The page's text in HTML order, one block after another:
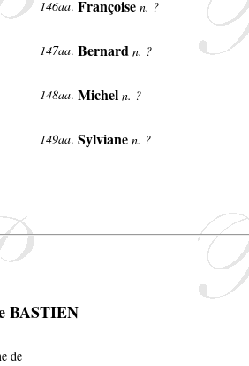
146aa. Françoise n. ?
147aa. Bernard n. ?
148aa. Michel n. ?
149aa. Sylviane n. ?
BASTIEN
de